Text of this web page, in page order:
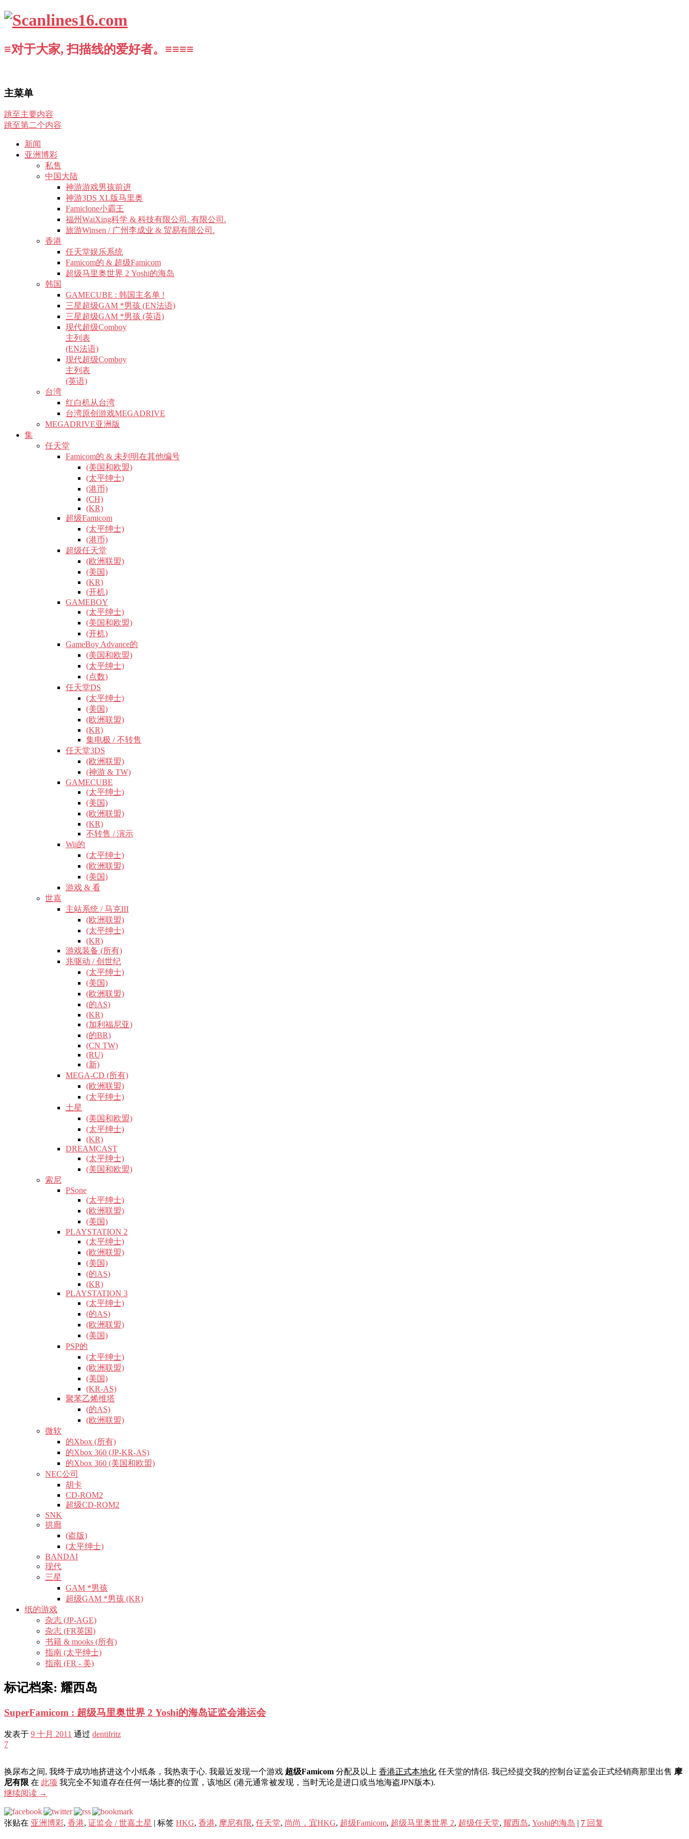
≡对于大家, 扫描线的爱好者。≡≡≡≡
主菜单
跳至主要内容
跳至第二个内容
新闻
亚洲博彩
私售
中国大陆
神游游戏男孩前进
神游3DS XL版马里奥
Famiclone小霸王
福州WaiXing科学 & 科技有限公司. 有限公司.
旅游Winsen / 广州李成业 & 贸易有限公司.
香港
任天堂娱乐系统
Famicom的 & 超级Famicom
超级马里奥世界 2 Yoshi的海岛
韩国
GAMECUBE : 韩国主名单 !
三星超级GAM *男孩 (EN法语)
三星超级GAM *男孩 (英语)
现代超级Comboy
主列表
(EN法语)
现代超级Comboy
主列表
(英语)
台湾
红白机从台湾
台湾原创游戏MEGADRIVE
MEGADRIVE亚洲版
集
任天堂
Famicom的 & 未列明在其他编号
(美国和欧盟)
(太平绅士)
(港币)
(CH)
(KR)
超级Famicom
(太平绅士)
(港币)
超级任天堂
(欧洲联盟)
(美国)
(KR)
(开机)
GAMEBOY
(太平绅士)
(美国和欧盟)
(开机)
GameBoy Advance的
(美国和欧盟)
(太平绅士)
(点数)
任天堂DS
(太平绅士)
(美国)
(欧洲联盟)
(KR)
集电极 / 不转售
任天堂3DS
(欧洲联盟)
(神游 & TW)
GAMECUBE
(太平绅士)
(美国)
(欧洲联盟)
(KR)
不转售 / 演示
Wii的
(太平绅士)
(欧洲联盟)
(美国)
游戏 & 看
世嘉
主站系统 / 马克III
(欧洲联盟)
(太平绅士)
(KR)
游戏装备 (所有)
兆驱动 / 创世纪
(太平绅士)
(美国)
(欧洲联盟)
(的AS)
(KR)
(加利福尼亚)
(的BR)
(CN TW)
(RU)
(新)
MEGA-CD (所有)
(欧洲联盟)
(太平绅士)
土星
(美国和欧盟)
(太平绅士)
(KR)
DREAMCAST
(太平绅士)
(美国和欧盟)
索尼
PSone
(太平绅士)
(欧洲联盟)
(美国)
PLAYSTATION 2
(太平绅士)
(欧洲联盟)
(美国)
(的AS)
(KR)
PLAYSTATION 3
(太平绅士)
(的AS)
(欧洲联盟)
(美国)
PSP的
(太平绅士)
(欧洲联盟)
(美国)
(KR-AS)
聚苯乙烯维塔
(的AS)
(欧洲联盟)
微软
的Xbox (所有)
的Xbox 360 (JP-KR-AS)
的Xbox 360 (美国和欧盟)
NEC公司
胡卡
CD-ROM2
超级CD-ROM2
SNK
拱廊
(盗版)
(太平绅士)
BANDAI
现代
三星
GAM *男孩
超级GAM *男孩 (KR)
纸的游戏
杂志 (JP-AGE)
杂志 (FR英国)
书籍 & mooks (所有)
指南 (太平绅士)
指南 (FR - 美)
标记档案: 耀西岛
SuperFamicom : 超级马里奥世界 2 Yoshi的海岛证监会港运会
发表于 9 十月 2011 通过 dentifritz
7
换尿布之间, 我终于成功地挤进这个小纸条，我热衷于心. 我最近发现一个游戏 超级Famicom 分配及以上 香港正式本地化 任天堂的情侣. 我已经提交我的控制台证监会正式经销商那里出售 摩
尼有限 在 此项 我完全不知道存在任何一场比赛的位置，该地区 (港元通常被发现，当时无论是进口或当地海盗JPN版本).
继续阅读 →
张贴在 亚洲博彩, 香港, 证监会 / 世嘉土星 | 标签 HKG, 香港, 摩尼有限, 任天堂, 尚尚，宜HKG, 超级Famicom, 超级马里奥世界 2, 超级任天堂, 耀西岛, Yoshi的海岛 | 7 回复